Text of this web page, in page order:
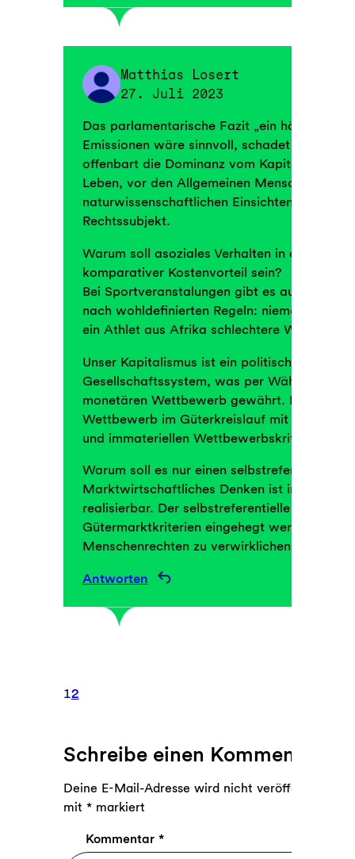
Matthias Losert
27. Juli 2023
Das parlamentarische Fazit „ein höherer
Emissionen wäre sinnvoll, schadet aber
offenbart die Dominanz vom Kapitalismus;
Leben, vor den Allgemeinen
naturwissenschaftlichen Einsichten und vor
Rechtssubjekt.
Warum soll asoziales Verhalten in anderen
komparativer Kostenvorteil sein?
Bei Sportveranstalungen gibt es auch einen
nach wohldefinierten Regeln: niemand
ein Athlet aus Afrika schlechtere
Unser Kapitalismus ist ein politisch
Gesellschaftssystem, was per
monetären Wettbewerb gewährt. Denkbar
Wettbewerb im Güterkreislauf mit
und immateriellen Wettbewerbskriterien.
Warum soll es nur einen selbstreferentiellen
Marktwirtschaftliches Denken ist im Finanz-
realisierbar. Der selbstreferentielle
Gütermarktkriterien eingehegt werden, um
Menschenrechten zu verwirklichen.
Antworten
12
Schreibe einen Kommentar
Deine E-Mail-Adresse wird nicht veröffentlicht.
mit *markiert
Kommentar *